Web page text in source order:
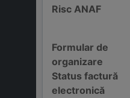
Risc ANAF
Formular de
organizare
Status factură
electronică